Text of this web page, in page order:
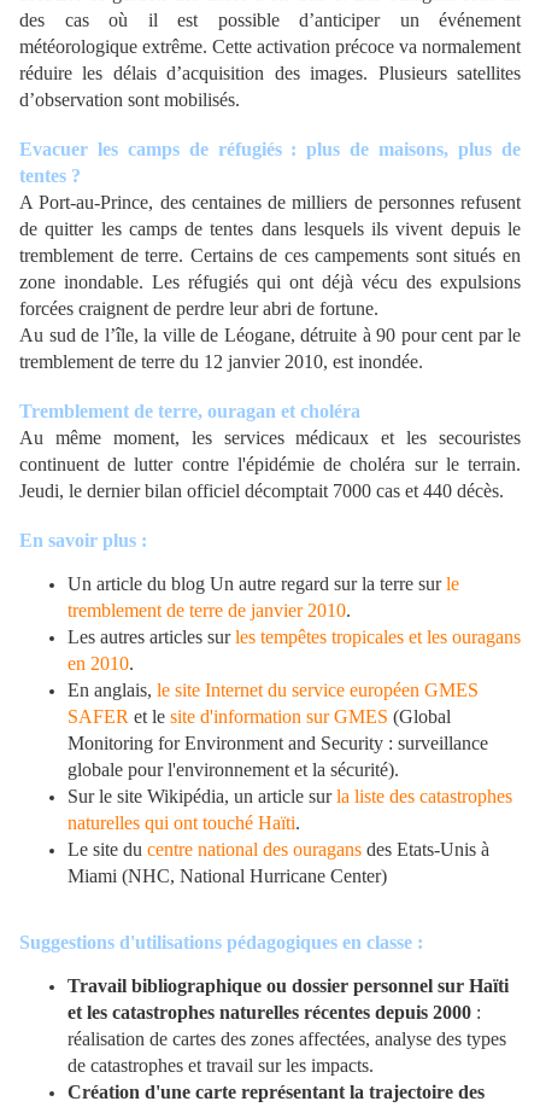
des cas où il est possible d’anticiper un événement
météorologique extrême. Cette activation précoce va normalement
réduire les délais d’acquisition des images. Plusieurs satellites
d’observation sont mobilisés.
Evacuer les camps de réfugiés : plus de maisons, plus de
tentes ?
A Port-au-Prince, des centaines de milliers de personnes refusent
de quitter les camps de tentes dans lesquels ils vivent depuis le
tremblement de terre. Certains de ces campements sont situés en
zone inondable. Les réfugiés qui ont déjà vécu des expulsions
forcées craignent de perdre leur abri de fortune.
Au sud de l’île, la ville de Léogane, détruite à 90 pour cent par le
tremblement de terre du 12 janvier 2010, est inondée.
Tremblement de terre, ouragan et choléra
Au même moment, les services médicaux et les secouristes
continuent de lutter contre l'épidémie de choléra sur le terrain.
Jeudi, le dernier bilan officiel décomptait 7000 cas et 440 décès.
En savoir plus :
Un article du blog Un autre regard sur la terre surle
tremblement de terre de janvier 2010.
Les autres articles surles tempêtes tropicales et les ouragans
en 2010.
En anglais, le site Internet du service européen GMES
SAFER et le site d'information sur GMES (Global
Monitoring for Environment and Security : surveillance
globale pour l'environnement et la sécurité).
Sur le site Wikipédia, un article surla liste des catastrophes
naturelles qui ont touché Haïti.
Le site du centre national des ouragans des Etats-Unis à
Miami (NHC, National Hurricane Center)
Suggestions d'utilisations pédagogiques en classe :
Travail bibliographique ou dossier personnel sur Haïti
et les catastrophes naturelles récentes depuis 2000 :
réalisation de cartes des zones affectées, analyse des types
de catastrophes et travail sur les impacts.
Création d'une carte représentant la trajectoire des